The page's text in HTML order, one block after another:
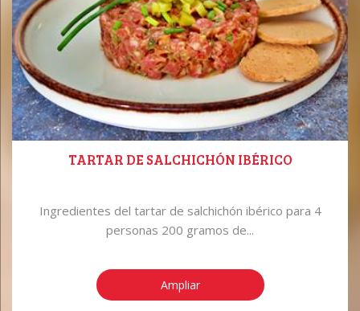
TARTAR DE SALCHICHÓN IBÉRICO
Ingredientes del tartar de salchichón ibérico para 4
personas 200 gramos de...
Ampliar